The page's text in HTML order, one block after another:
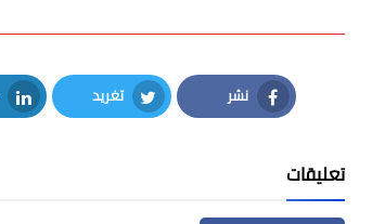
نشر
Facebook
تغريد
Twitter
تعليقات